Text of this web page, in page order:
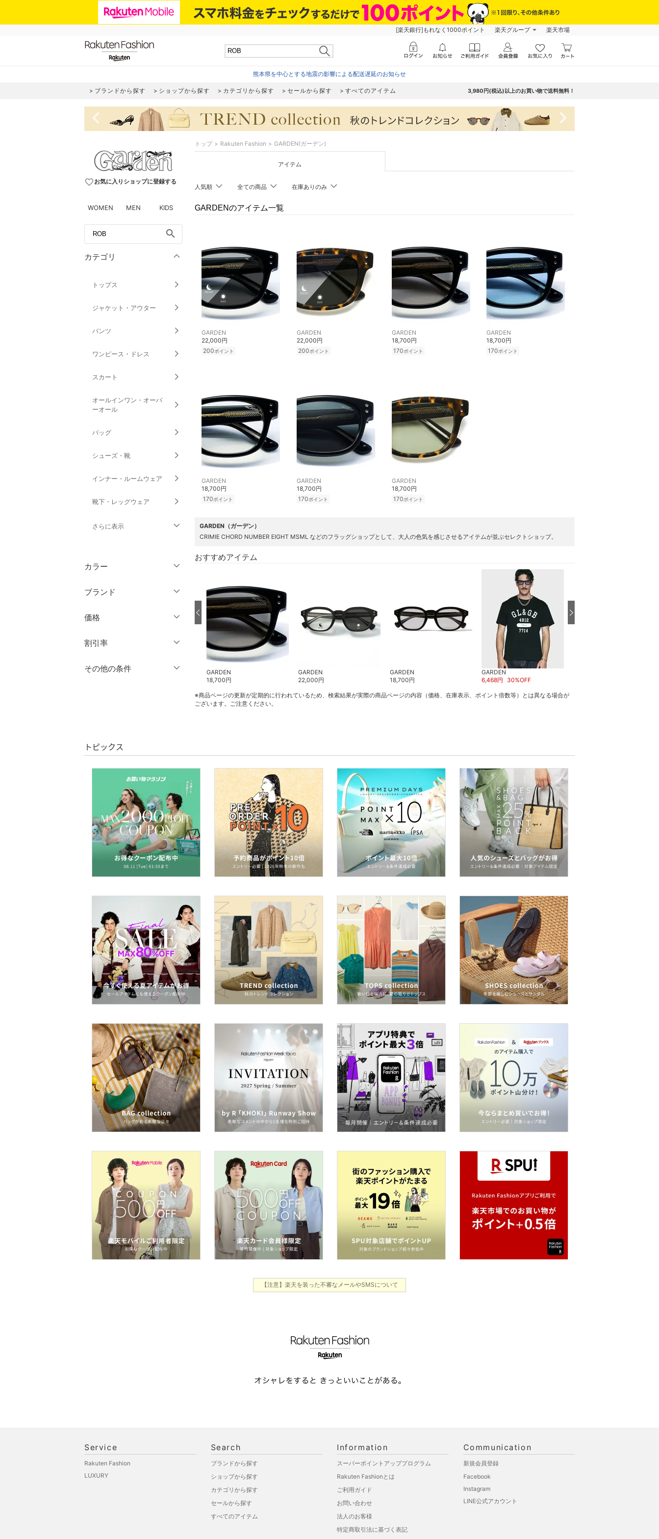
[楽天銀行]もれなく1000ポイント 楽天グループ 楽天市場
熊本県を中心とする地震の影響による配送遅延のお知らせ
ブランドから探す ショップから探す カテゴリから探す セールから探す すべてのアイテム 3,980円(税込)以上のお買い物で送料無料！
navigate_before navigate_next
favorite_borderお気に入りショップに登録する
WOMEN MEN KIDS
search
カテゴリ
トップス
ジャケット・アウター
パンツ
ワンピース・ドレス
スカート
オールインワン・オーバ
ーオール
バッグ
シューズ・靴
インナー・ルームウェア
靴下・レッグウェア
さらに表示
アクセサリー・腕時計
財布・ポーチ・ケース
帽子
ヘアアクセサリー
マタニティウェア・ベビ
ー用品
着物・浴衣・和装小物
スキンケア
ベースメイク
メイクアップ
ネイル
ボディケア・オーラルケ
フレグランス
メイク道具・美容器具
コフレ・キット・セット
食器・調理器具・キッチ
ン用品
スマホグッズ・オーディ
オ機器
スポーツ・アウトドア用
品
文房具
ペット用品
福袋・ギフト・その他
カラー
クリア
ブランド
価格
絞り込み
割引率
％OFF～ ％OFF
その他の条件
トップ Rakuten Fashion GARDEN(ガーデン)
アイテム
人気順 全ての商品 在庫ありのみ
GARDENのアイテム一覧
GARDEN
22,000円
200ポイント
GARDEN
22,000円
200ポイント
GARDEN
18,700円
170ポイント
GARDEN
18,700円
170ポイント
GARDEN
18,700円
170ポイント
GARDEN
18,700円
170ポイント
GARDEN
18,700円
170ポイント
GARDEN（ガーデン）
CRIMIE CHORD NUMBER EIGHT MSML などのフラッグショップとして、大人の色気を感じさせるアイテムが並ぶセレクトショップ。
おすすめアイテム
GARDEN
GARDEN
18,700円
GARDEN
22,000円
GARDEN
18,700円
GARDEN
6,468円 30%OFF
※商品ページの更新が定期的に行われているため、検索結果が実際の商品ページの内容（価格、在庫表示、ポイント倍数等）とは異なる場合が
ございます。ご注意ください。
トピックス
【注意】楽天を装った不審なメールやSMSについて
Service
Rakuten Fashion
LUXURY
Search
ブランドから探す
ショップから探す
カテゴリから探す
セールから探す
すべてのアイテム
Information
スーパーポイントアッププログラム
Rakuten Fashionとは
ご利用ガイド
お問い合わせ
法人のお客様
特定商取引法に基づく表記
Communication
新規会員登録
Facebook
Instagram
LINE公式アカウント